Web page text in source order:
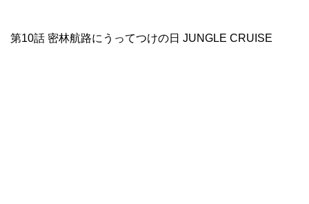
第10話 密林航路にうってつけの日 JUNGLE CRUISE